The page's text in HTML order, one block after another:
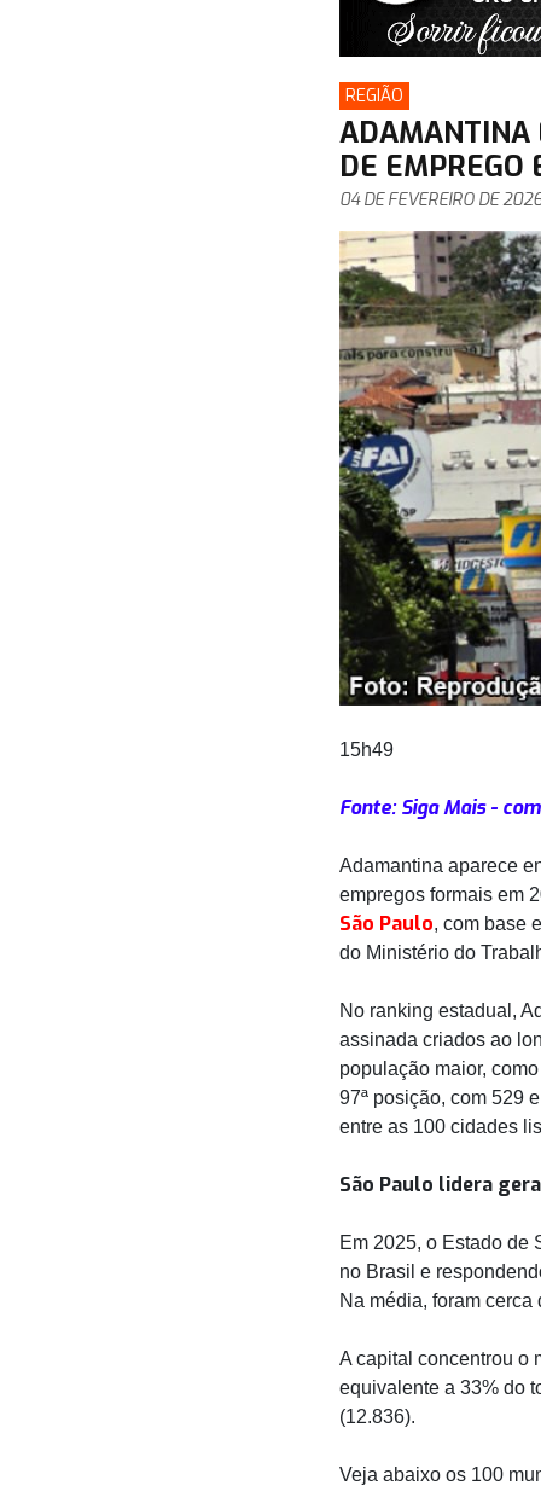
REGIÃO
ADAMANTINA
DE EMPREGO
04 DE FEVEREIRO DE
15h49
Fonte: Siga Mais -
Adamantina aparece
empregos formais em
São Paulo, com base
do Ministério do
No ranking estadual,
assinada criados ao
população maior,
97ª posição, com 529
entre as 100 cidades
São Paulo lidera
Em 2025, o Estado de
no Brasil e
Na média, foram
A capital concentrou o
equivalente a 33% do
(12.836).
Veja abaixo os 100